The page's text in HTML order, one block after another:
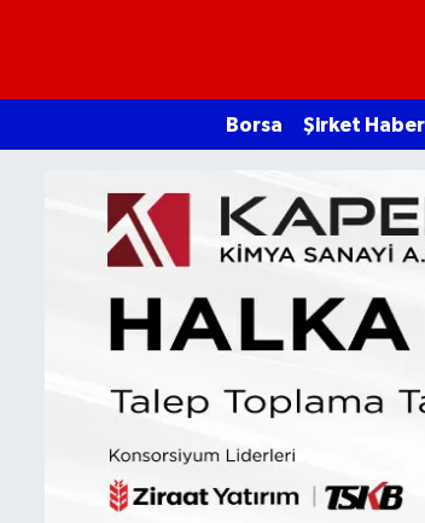
Borsa Şirket
Ekonomi
Emtia
Şirket Haberleri